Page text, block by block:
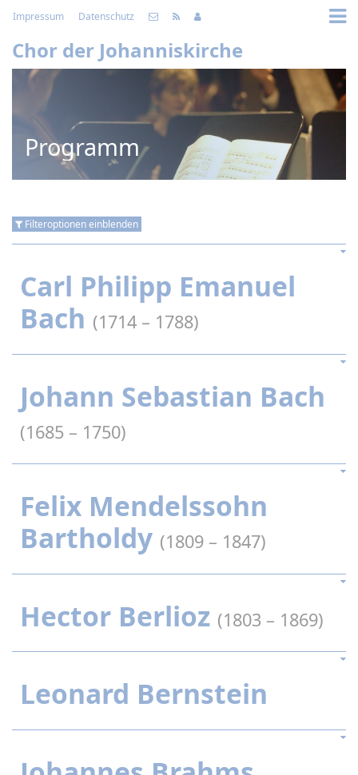
Impressum Datenschutz
Chor der Johanniskirche
Programm
Filteroptionen einblenden
Carl Philipp Emanuel
Bach (1714 – 1788)
Johann Sebastian Bach
(1685 – 1750)
Felix Mendelssohn
Bartholdy (1809 – 1847)
Hector Berlioz (1803 – 1869)
Leonard Bernstein